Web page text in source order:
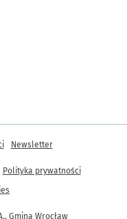
Gmina Wrocław
Newsletter
Polityka prywatności